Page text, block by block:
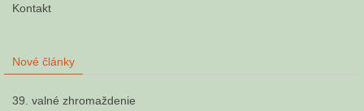
Kontakt
Nové články
39. valné zhromaždenie